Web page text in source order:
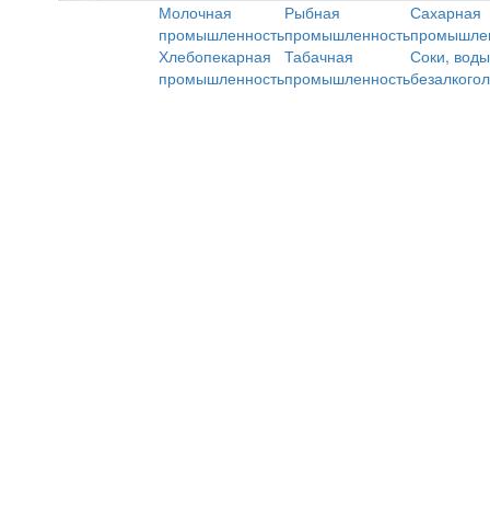
Молочная
промышленность
Рыбная
промышленность
Сахарная
Хлебопекарная
промышленность
Табачная
промышленность
Соки,